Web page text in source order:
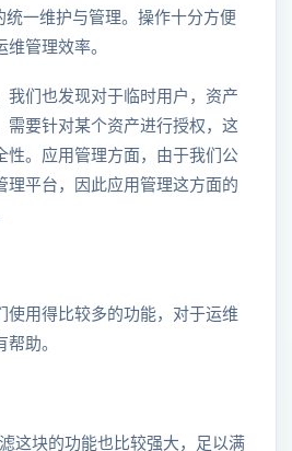
一维护与管理。操作十分方便
管理效率。
我们也发现对于临时用户，资产
需要针对某个资产进行授权，这
性。应用管理方面，由于我们公
理平台，因此应用管理这方面的
使用得比较多的功能，对于运维
助。
这块的功能也比较强大，足以满